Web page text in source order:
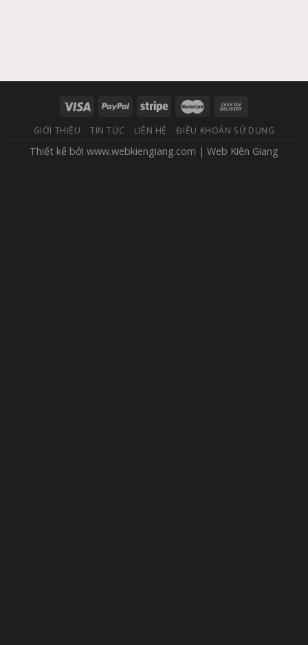
GIỚI THIỆU TIN TỨC LIÊN HỆ ĐIỀU KHOẢN SỬ DỤNG
Thiết kế bởi www.webkiengiang.com | Web Kiên Giang